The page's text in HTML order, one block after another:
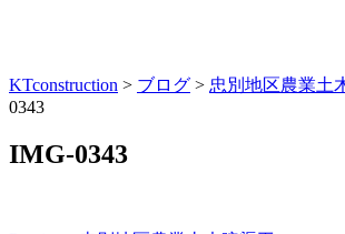
KTconstruction > ブログ > 忠別地区農業土
0343
IMG-0343